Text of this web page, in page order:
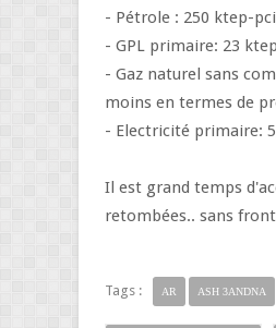
- Pétrole : 250 ktep-
- GPL primaire: 23
- Gaz naturel sans
moins en termes de
- Electricité primaire:
Il est grand temps
retombées.. sans
Tags : AR ASH 3ANDNA